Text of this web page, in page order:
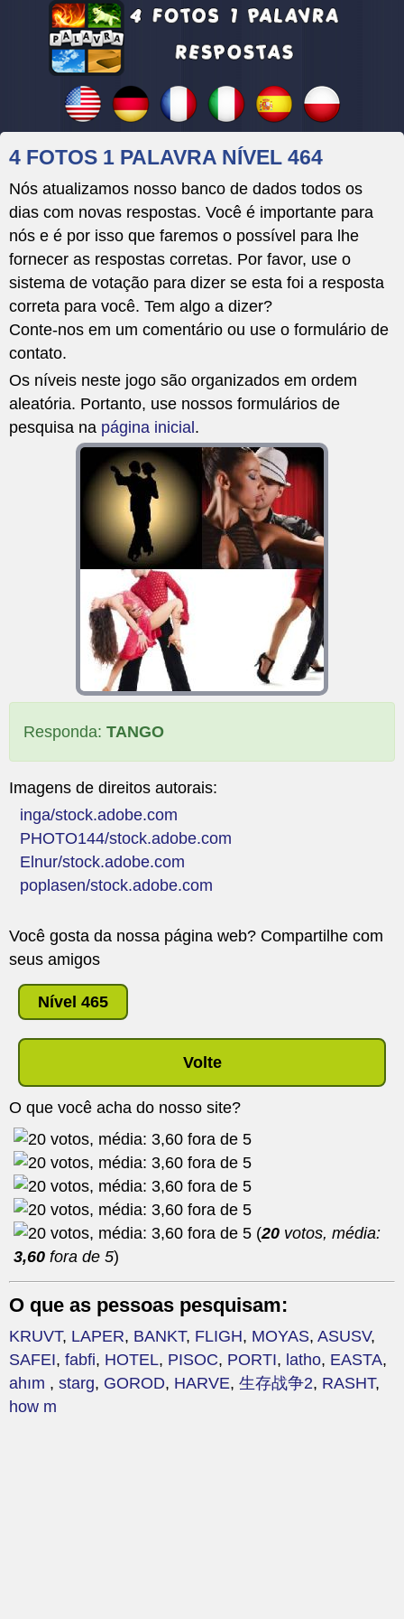
4 FOTOS 1 PALAVRA NÍVEL 464
Nós atualizamos nosso banco de dados todos os
dias com novas respostas. Você é importante para
nós e é por isso que faremos o possível para lhe
fornecer as respostas corretas. Por favor, use o
sistema de votação para dizer se esta foi a resposta
correta para você. Tem algo a dizer?
Conte-nos em um comentário ou use o formulário de
contato.
Os níveis neste jogo são organizados em ordem
aleatória. Portanto, use nossos formulários de
pesquisa na página inicial.
Responda: TANGO
Imagens de direitos autorais:
inga/stock.adobe.com
PHOTO144/stock.adobe.com
Elnur/stock.adobe.com
poplasen/stock.adobe.com
Você gosta da nossa página web? Compartilhe com
seus amigos
Nível 465
Volte
O que você acha do nosso site?
(20 votos, média:
3,60 fora de 5)
O que as pessoas pesquisam:
KRUVT, LAPER, BANKT, FLIGH, MOYAS, ASUSV,
SAFEI, fabfi, HOTEL, PISOC, PORTI, latho, EASTA,
ahım , starg, GOROD, HARVE, 生存战争2, RASHT,
how m